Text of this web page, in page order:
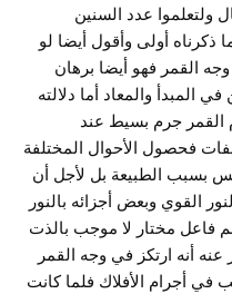
ولتعلموا عدد السنين
أولى وأقول أيضا لو
القمر فهو أيضا برهان
والمعاد أما دلالته
القمر جرم بسيط عند
فحصول الأحوال المختلفة
بسبب الطبيعة بل لأجل أن
القوي وبعض أجزائه بالنور
فاعل مختار لا موجب بالذت
أنه ارتكز في وجه القمر
في أجرام الأفلاك فلما كانت